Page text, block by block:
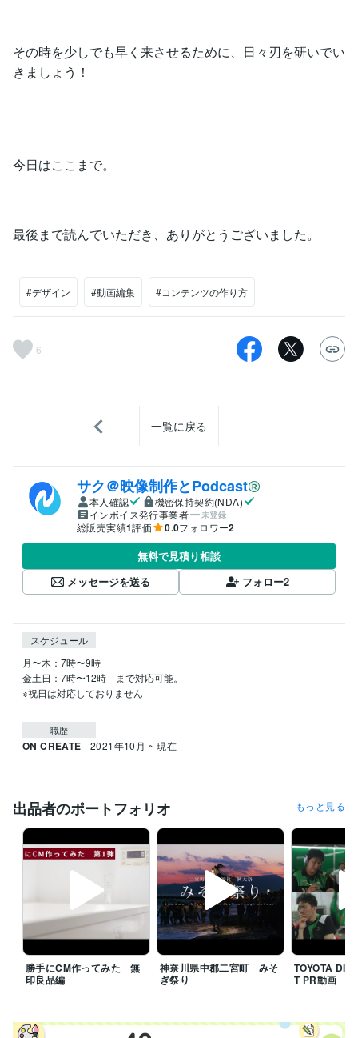
その時を少しでも早く来させるために、日々刃を研いでい
きましょう！
今日はここまで。
最後まで読んでいただき、ありがとうございました。
#デザイン #動画編集 #コンテンツの作り方
6
一覧に戻る
サク＠映像制作とPodcast
本人確認
機密保持契約(NDA)
インボイス発行事業者
未登録
総販売実績1評価 0.0フォロワー2
無料で見積り相談
メッセージを送る
フォロー2
スケジュール
月〜木：7時〜9時
金土日：7時〜12時　まで対応可能。
※祝日は対応しておりません
職歴
ON CREATE 2021年10月 ~ 現在
出品者のポートフォリオ もっと見る
勝手にCM作ってみた 無
印良品編
神奈川県中郡二宮町 みそ
ぎ祭り
TOYOTA
T PR動画